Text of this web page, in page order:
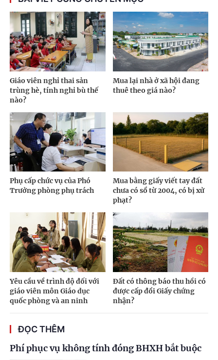
Giáo viên nghỉ thai sản
trùng hè, tính nghỉ bù thế
nào?
Mua lại nhà ở xã hội đang
thuê theo giá nào?
Phụ cấp chức vụ của Phó
Trưởng phòng phụ trách
Mua bằng giấy viết tay đất
chưa có sổ từ 2004, có bị xử
phạt?
Yêu cầu về trình độ đối với
giáo viên môn Giáo dục
quốc phòng và an ninh
Đất có thông báo thu hồi có
được cấp đổi Giấy chứng
nhận?
ĐỌC THÊM
Phí phục vụ không tính đóng BHXH bắt buộc